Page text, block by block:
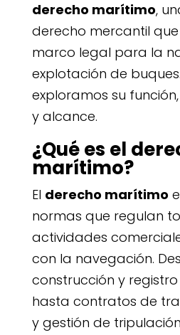
derecho marítimo,
derecho mercantil
marco legal para la
explotación de
exploramos su
y alcance.
¿Qué es el
marítimo?
El derecho marítimo
normas que regulan
actividades
con la navegación.
construcción y
hasta contratos de
y gestión de